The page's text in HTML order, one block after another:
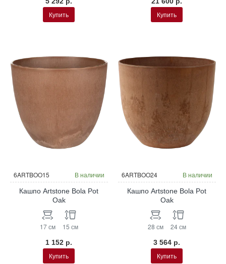
Купить Купить
6ARTBOO15 В наличии
Кашпо Artstone Bola Pot
Oak
17 см 15 см
1 152 р.
Купить
6ARTBOO24 В наличии
Кашпо Artstone Bola Pot
Oak
28 см 24 см
3 564 р.
Купить